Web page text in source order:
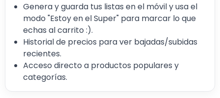
Genera y guarda tus listas en el móvil y usa el
modo "Estoy en el Super" para marcar lo que
echas al carrito :).
Historial de precios para ver bajadas/subidas
recientes.
Acceso directo a productos populares y
categorías.